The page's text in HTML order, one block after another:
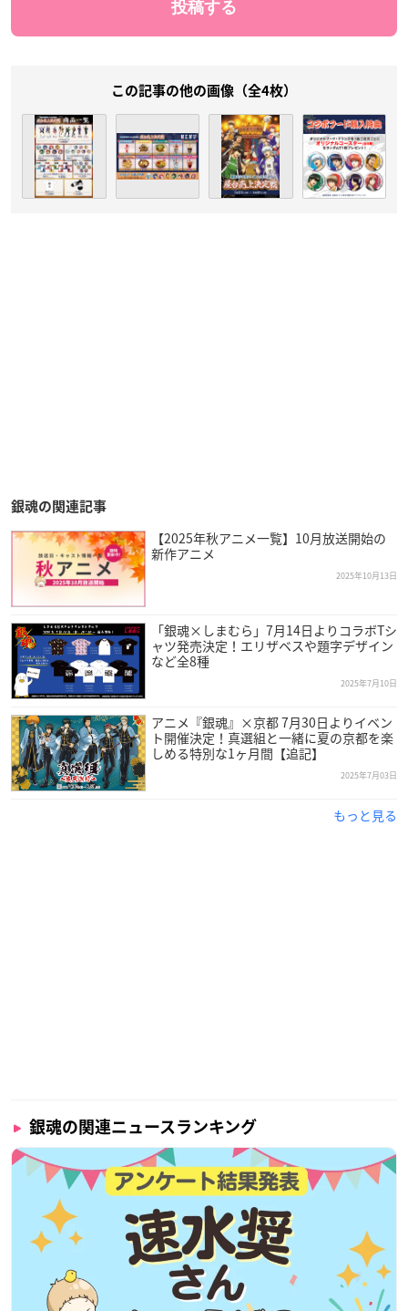
この記事の他の画像（全4枚）
銀魂の関連記事
【2025年秋アニメ一覧】10月放送開始の
新作アニメ
2025年10月13日
「銀魂×しまむら」7月14日よりコラボTシ
ャツ発売決定！エリザベスや題字デザイン
など全8種
2025年7月10日
アニメ『銀魂』×京都 7月30日よりイベン
ト開催決定！真選組と一緒に夏の京都を楽
しめる特別な1ヶ月間【追記】
2025年7月03日
もっと見る
銀魂の関連ニュースランキング